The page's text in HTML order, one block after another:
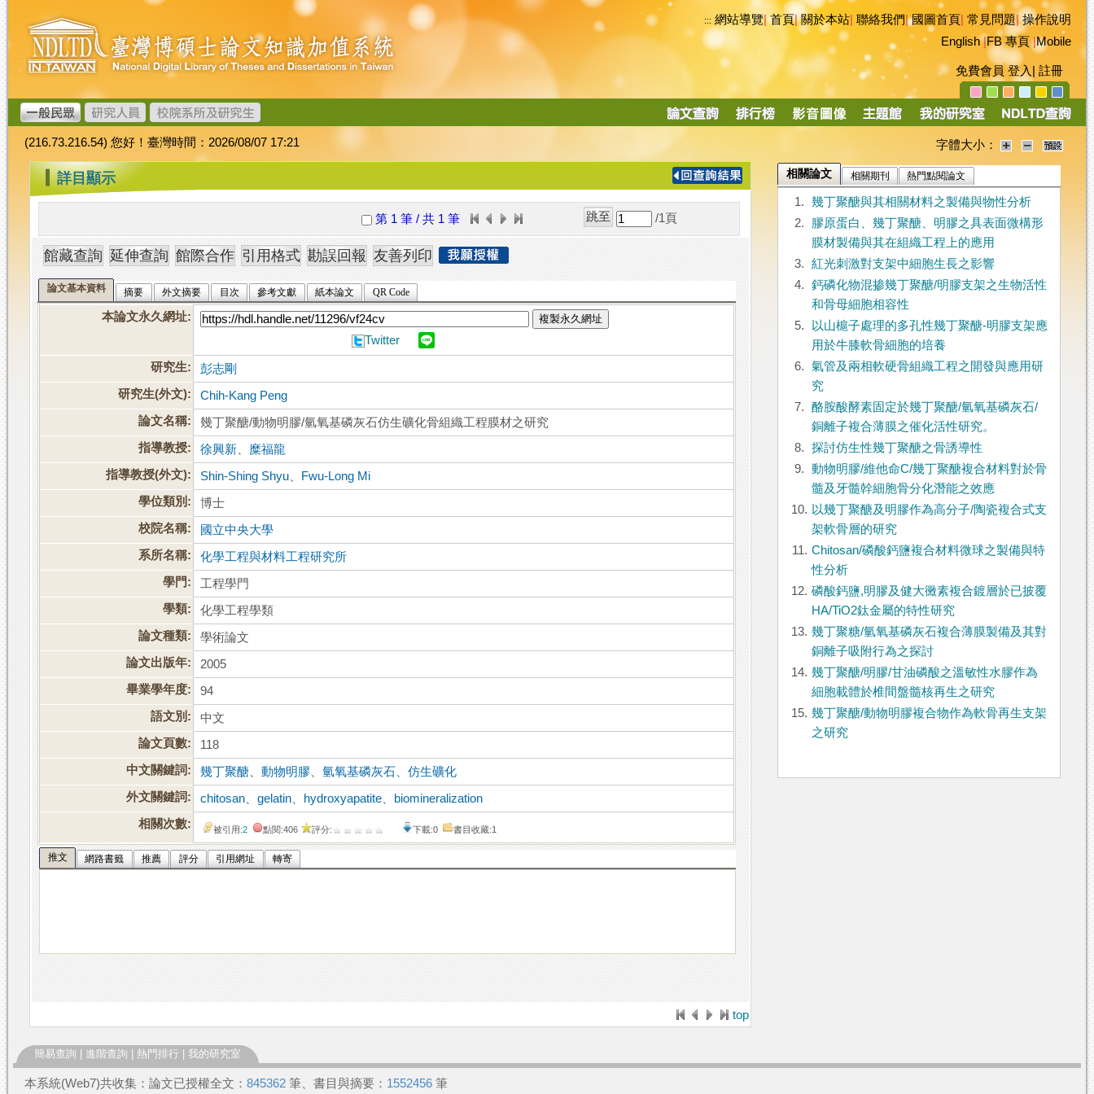
跳
到
主
要
內
容
臺
灣
博
碩
士
論
文
加
值
系
統
::: 網站導覽|首頁|關於本站 聯絡我們|國圖首頁 常見問題|操作說明
English|FB 專頁|Mobile
免費會員 登入 註冊
導
(216.73.216.54) 您好！臺灣時間：2026/08/07 17:21 字體大小：
::: 詳目顯示
第 1 筆 / 共 1 筆 /1 頁
論文基本資料 摘要 外文摘要 目次 參考文獻 紙本論文 QR Code
本論文永久網址: 複製永久網址
Twitter
研究生:
彭志剛
研究生(外文):
Chih-Kang Peng
論文名稱:
幾丁聚醣/動物明膠/氫氧基磷灰石仿生礦化骨組織工程膜材之研究
指導教授:
徐興新
糜福龍
指導教授(外文):
Shin-Shing Shyu
Fwu-Long Mi
學位類別:
博士
校院名稱:
國立中央大學
系所名稱:
化學工程與材料工程研究所
學門:
工程學門
學類:
化學工程學類
論文種類:
學術論文
論文出版年:
2005
畢業學年度:
94
語文別:
中文
論文頁數:
118
中文關鍵詞:
幾丁聚醣 、動物明膠 、氫氧基磷灰石 、仿生礦化
外文關鍵詞:
chitosan 、gelatin hydroxyapatite
biomineralization
相關次數:
被引用:2 點閱:406 評分: 下載:0 書目收藏:1
推文 網路書籤 推薦 評分 引用網址 轉寄
top
相關論文 相關期刊 熱門點閱論文
1.
幾丁聚醣與其相關材料之製備與物性分析
2.
膠原蛋白、幾丁聚醣、明膠之具表面微構形
膜材製備與其在組織工程上的應用
3.
紅光刺激對支架中細胞生長之影響
4.
鈣磷化物混掺幾丁聚醣/明膠支架之生物活性
和骨母細胞相容性
5.
以山槴子處理的多孔性幾丁聚醣-明膠支架應
用於牛膝軟骨細胞的培養
6.
氣管及兩相軟硬骨組織工程之開發與應用研
究
7.
酪胺酸酵素固定於幾丁聚醣/氫氧基磷灰石/
銅離子複合薄膜之催化活性研究。
8.
探討仿生性幾丁聚醣之骨誘導性
9.
動物明膠/維他命C/幾丁聚醣複合材料對於骨
髓及牙髓幹細胞骨分化潛能之效應
10. 以幾丁聚醣及明膠作為高分子/陶瓷複合式支
架軟骨層的研究
11. Chitosan/磷酸鈣鹽複合材料微球之製備與特
性分析
12. 磷酸鈣鹽,明膠及健大黴素複合鍍層於已披覆
HA/TiO2鈦金屬的特性研究
13. 幾丁聚糖/氫氧基磷灰石複合薄膜製備及其對
銅離子吸附行為之探討
14. 幾丁聚醣/明膠/甘油磷酸之溫敏性水膠作為
細胞載體於椎間盤髓核再生之研究
15. 幾丁聚醣/動物明膠複合物作為軟骨再生支架
之研究
簡易查詢 進階查詢 熱門排行 我的研究室
本系統(Web7)共收集：論文已授權全文： 845362 筆、書目與摘要： 1552456 筆